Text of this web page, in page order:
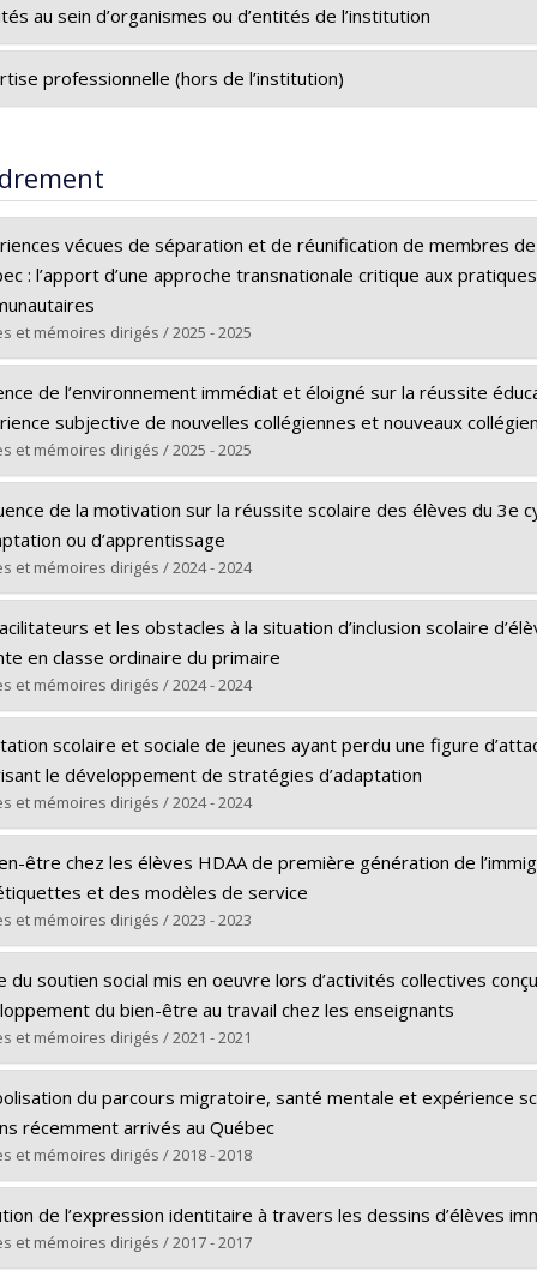
de séminaires interinstitutionnelles et interculturelles.
de groupe (Équipes cliniques, équipes-écoles)
individuelles (Psychologues oeuvrant en milieu éducatif;
au sein d’organismes ou d’entités de l’institution
du Conseil de la Faculté des sciences de l'éducation
professionnelle (hors de l’institution)
vécues de séparation et de réunification de membres
: l’apport d’une approche transnationale critique aux
et mémoires dirigés / 2025 - 2025
:Richard, Myriam
:Doctorat
obtenu :Ph. D.
le document dans Papyrus
de l’environnement immédiat et éloigné sur la réussite
subjective de nouvelles collégiennes et nouveaux
et mémoires dirigés / 2025 - 2025
:Alhazim, Karla
:Maîtrise
obtenu :M.A.
le document dans Papyrus
de la motivation sur la réussite scolaire des élèves du
ou d’apprentissage
et mémoires dirigés / 2024 - 2024
:Karaa, Naila Ikram
:Maîtrise
obtenu :M.A.
le document dans Papyrus
et les obstacles à la situation d’inclusion scolaire
en classe ordinaire du primaire
et mémoires dirigés / 2024 - 2024
:Montesano, Gabrielle
:Maîtrise
obtenu :M.A.
le document dans Papyrus
scolaire et sociale de jeunes ayant perdu une figure
le développement de stratégies d’adaptation
et mémoires dirigés / 2024 - 2024
:Le Normand, Célia S.
:Doctorat
obtenu :Ph. D.
le document dans Papyrus
être chez les élèves HDAA de première génération de
et des modèles de service
et mémoires dirigés / 2023 - 2023
:Béland, Marie-Pascale
:Maîtrise
obtenu :M.A.
le document dans Papyrus
du soutien social mis en oeuvre lors d’activités collectives
du bien-être au travail chez les enseignants
et mémoires dirigés / 2021 - 2021
:Mamprin, Caterina
:Doctorat
obtenu :Ph. D.
le document dans Papyrus
du parcours migratoire, santé mentale et expérience
récemment arrivés au Québec
et mémoires dirigés / 2018 - 2018
:Turpin-Samson, Alyssa
: Maîtrise
de l’expression identitaire à travers les dessins d’élèves
et mémoires dirigés / 2017 - 2017